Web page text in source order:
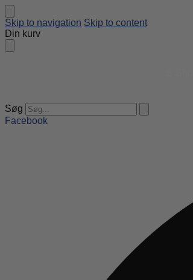
Skip to navigation Skip to content
Din kurv
Søg
Facebook